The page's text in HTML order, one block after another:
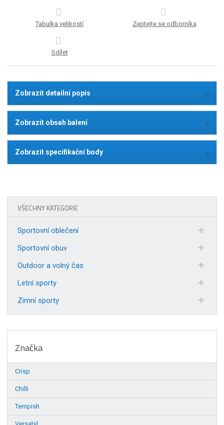
Tabulka velikostí Zeptejte se odborníka
Sdílet
Zobrazit detailní popis
Zobrazit obsah balení
Zobrazit specifikační body
VŠECHNY KATEGORIE
Sportovní oblečení
Sportovní obuv
Outdoor a volný čas
Letní sporty
Zimní sporty
Značka
Crisp
Chilli
Tempish